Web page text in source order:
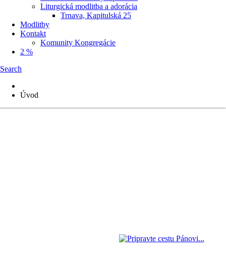
Liturgická modlitba a adorácia
Trnava, Kapitulská 25
Modlitby
Kontakt
Komunity Kongregácie
2 %
Search
Úvod